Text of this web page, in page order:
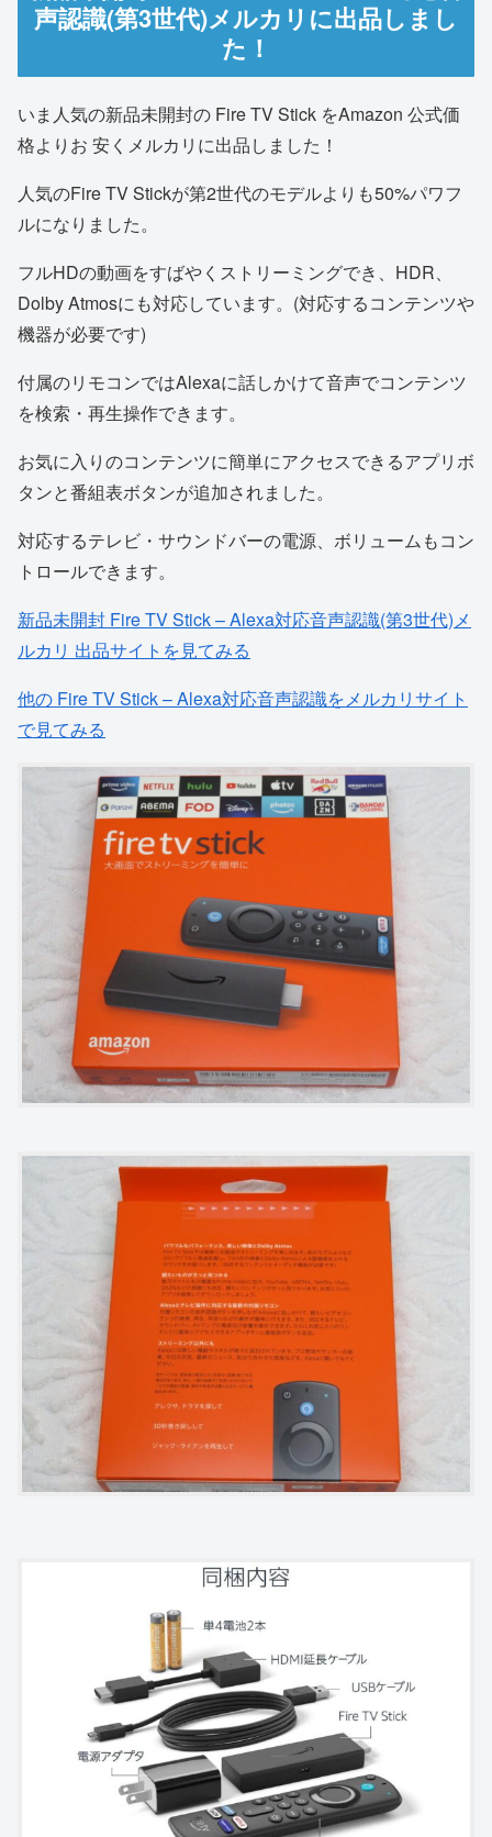
声認識(第3世代)メルカリに出品しまし
た！
いま人気の新品未開封の Fire TV Stick をAmazon 公式価
格よりお 安くメルカリに出品しました！
人気のFire TV Stickが第2世代のモデルよりも50%パワフ
ルになりました。
フルHDの動画をすばやくストリーミングでき、HDR、
Dolby Atmosにも対応しています。(対応するコンテンツや
機器が必要です)
付属のリモコンではAlexaに話しかけて音声でコンテンツ
を検索・再生操作できます。
お気に入りのコンテンツに簡単にアクセスできるアプリボ
タンと番組表ボタンが追加されました。
対応するテレビ・サウンドバーの電源、ボリュームもコン
トロールできます。
新品未開封 Fire TV Stick – Alexa対応音声認識(第3世代)メ
ルカリ 出品サイトを見てみる
他の Fire TV Stick – Alexa対応音声認識をメルカリサイト
で見てみる